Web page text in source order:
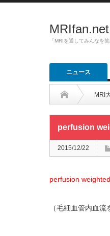
MRIfan.net
「MRIを通してみんな
ニュース
MRI
perfusion
2015/12/22
perfusion
（毛細血管内血